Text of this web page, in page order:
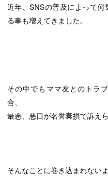
近年、SNSの普及によって
る事も増えてきました。
その中でもママ友とのトラ
合、
最悪、悪口が名誉棄損で訴え
そんなことに巻き込まれない